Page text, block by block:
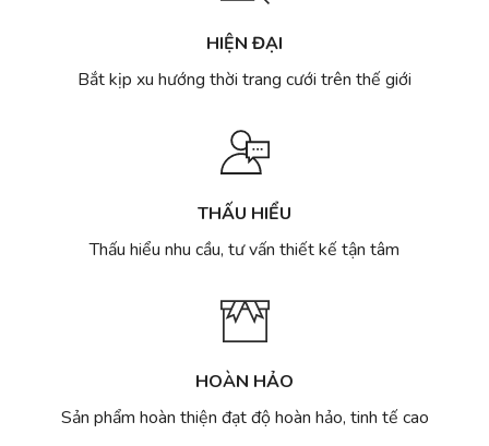
Ý
Nghĩa
Phong
HIỆN ĐẠI
Bắt kịp xu hướng thời trang cưới trên thế giới
THẤU HIỂU
Thấu hiểu nhu cầu, tư vấn thiết kế tận tâm
HOÀN HẢO
Sản phẩm hoàn thiện đạt độ hoàn hảo, tinh tế cao